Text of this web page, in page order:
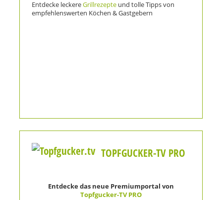
Entdecke leckereGrillrezepte und tolle Tipps von
empfehlenswerten Köchen & Gastgebern
TOPFGUCKER-TV PRO
Entdecke das neue Premiumportal von
Topfgucker-TV PRO